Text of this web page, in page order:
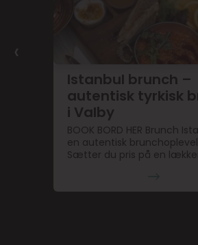
Istanbul brunch –
autentisk tyrkisk
i Valby
BOOK BORD HER Brunch
en autentisk
Sætter du pris på en
‹